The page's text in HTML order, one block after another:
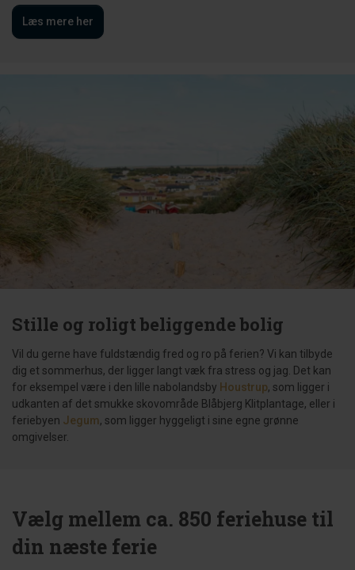
Læs mere her
Stille og roligt beliggende bolig
Vil du gerne have fuldstændig fred og ro på ferien? Vi kan tilbyde
dig et sommerhus, der ligger langt væk fra stress og jag. Det kan
for eksempel være i den lille nabolandsby Houstrup, som ligger i
udkanten af det smukke skovområde Blåbjerg Klitplantage, eller i
feriebyen Jegum, som ligger hyggeligt i sine egne grønne
omgivelser.
Vælg mellem ca. 850 feriehuse til
din næste ferie